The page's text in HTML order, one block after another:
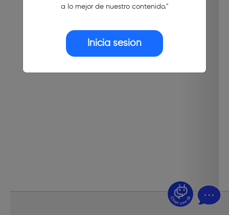
a lo mejor de nuestro contenido."
Inicia sesión